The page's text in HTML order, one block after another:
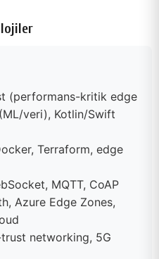
(performans-kritik edge
veri), Kotlin/Swift
Terraform, edge
MQTT, CoAP
Azure Edge Zones,
networking, 5G